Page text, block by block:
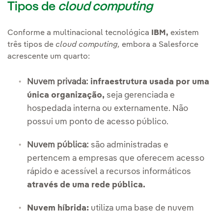
Tipos de cloud computing
Conforme a multinacional tecnológica IBM, existem
três tipos de cloud computing, embora a Salesforce
acrescente um quarto:
Nuvem privada: infraestrutura usada por uma
única organização, seja gerenciada e
hospedada interna ou externamente. Não
possui um ponto de acesso público.
Nuvem pública: são administradas e
pertencem a empresas que oferecem acesso
rápido e acessível a recursos informáticos
através de uma rede pública.
Nuvem híbrida: utiliza uma base de nuvem